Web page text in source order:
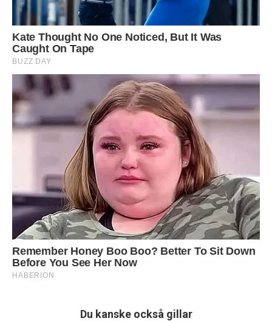
Du kanske också gillar